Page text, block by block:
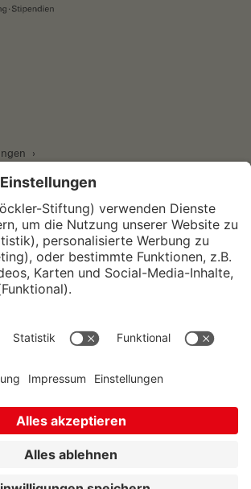
und Sozialwissenschaftliches Institut
für Makroökonomie und